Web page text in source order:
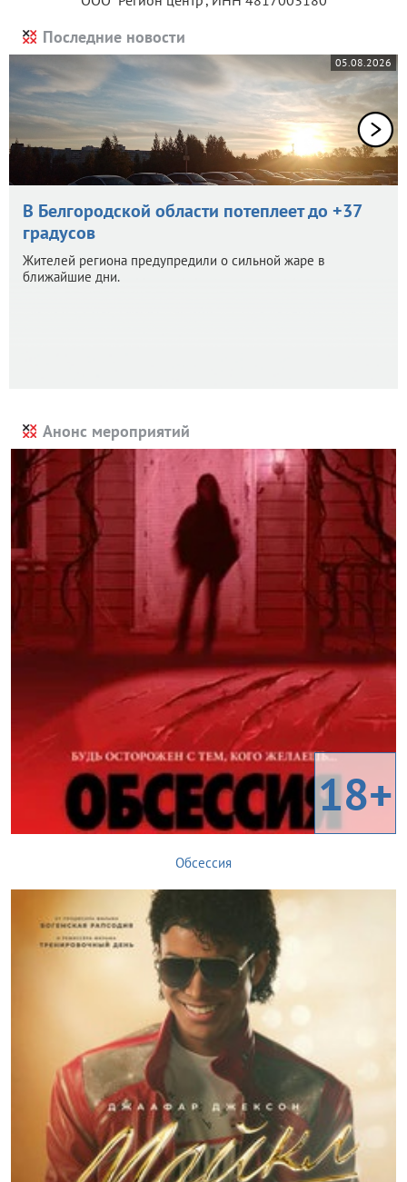
Последние новости
05.08.2026
В Белгородской области потеплеет до +37
градусов
Жителей региона предупредили о сильной жаре в
ближайшие дни.
Анонс мероприятий
18+
Обсессия